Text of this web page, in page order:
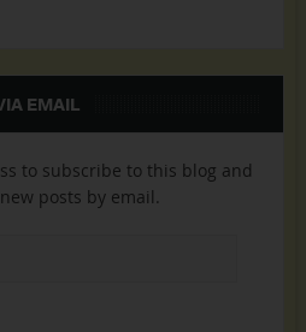
EMAIL
to subscribe to this blog and
posts by email.